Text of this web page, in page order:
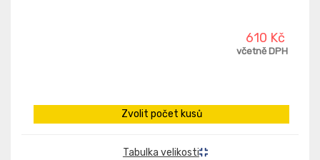
610 Kč
včetně DPH
Zvolit počet kusů
Tabulka velikosti